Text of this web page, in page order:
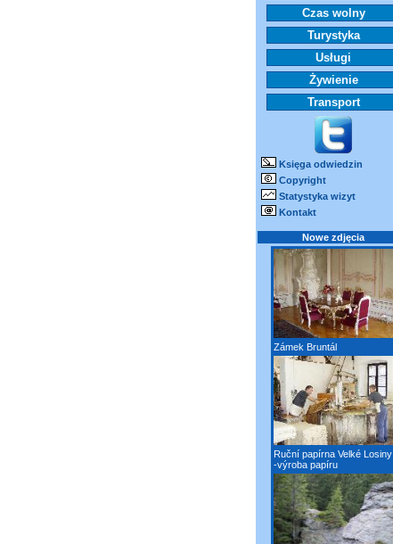
Czas wolny
Turystyka
Usługi
Żywienie
Transport
Księga odwiedzin
Copyright
Statystyka wizyt
Kontakt
Nowe zdjęcia
Zámek Bruntál
Ruční papírna Velké Losiny
-výroba papíru